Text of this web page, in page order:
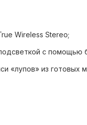
Wireless Stereo;
с помощью
«лупов» из готовых